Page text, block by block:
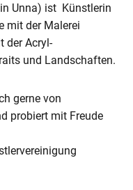
Unna) ist Künstlerin
mit der Malerei
der Acryl-
und Landschaften.
gerne von
probiert mit Freude